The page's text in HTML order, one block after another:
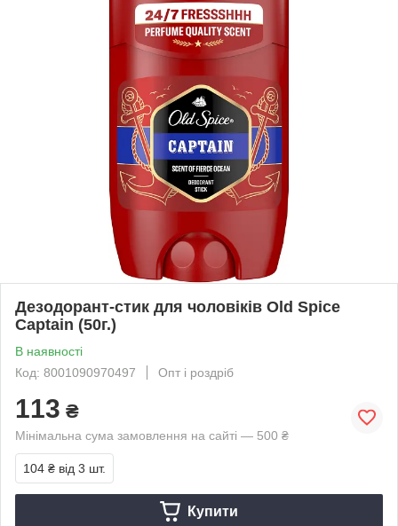
Дезодорант-стик для чоловіків Old Spice
Captain (50г.)
В наявності
Код: 8001090970497
Опт і роздріб
113 ₴
Мінімальна сума замовлення на сайті — 500 ₴
104 ₴ від 3 шт.
Купити